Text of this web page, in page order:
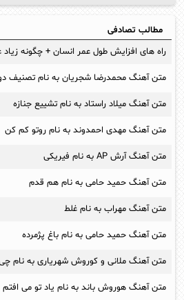
مطالب تصادفی
راه های افزایش طول عمر انسان + چگونه زیاد
متن آهنگ محمدرضا شجریان به نام
متن آهنگ میلاد راستاد به نام تشییع جنازه
متن آهنگ مهدی احمدوند به نام روتو کم کن
متن آهنگ آرش AP به نام فیریکی
متن آهنگ حمید حامی به نام هم قدم
متن آهنگ مهراب به نام غلط
متن آهنگ حمید حامی به نام باغ پژمرده
متن آهنگ ملانی و کوروش شهریاری به نام چی
متن آهنگ هوروش باند به نام یاد تو می افتم